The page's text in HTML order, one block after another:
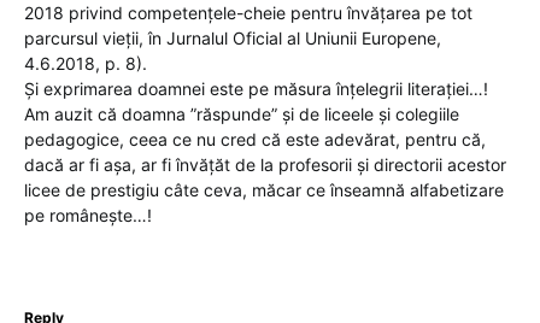
2018 privind competențele-cheie pentru învățarea pe tot
parcursul vieții, în Jurnalul Oficial al Uniunii Europene,
4.6.2018, p. 8).
Și exprimarea doamnei este pe măsura înțelegrii literației…!
Am auzit că doamna ”răspunde” și de liceele și colegiile
pedagogice, ceea ce nu cred că este adevărat, pentru că,
dacă ar fi așa, ar fi învățăt de la profesorii și directorii acestor
licee de prestigiu câte ceva, măcar ce înseamnă alfabetizare
pe românește…!
Reply